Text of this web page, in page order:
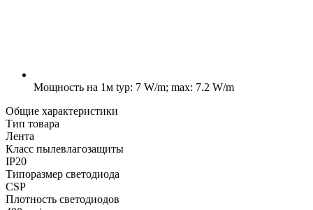
Мощность на 1м typ: 7 W/m; max: 7.2 W/m
Общие характеристики
Тип товара
Лента
Класс пылевлагозащиты
IP20
Типоразмер светодиода
CSP
Плотность светодиодов